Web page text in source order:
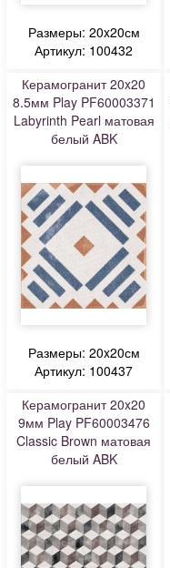
Размеры: 20x20см
Артикул: 100432
Керамогранит 20x20
8.5мм Play PF60003371
Labyrinth Pearl матовая
белый ABK
Размеры: 20x20см
Артикул: 100437
Керамогранит 20x20
9мм Play PF60003476
Classic Brown матовая
белый ABK